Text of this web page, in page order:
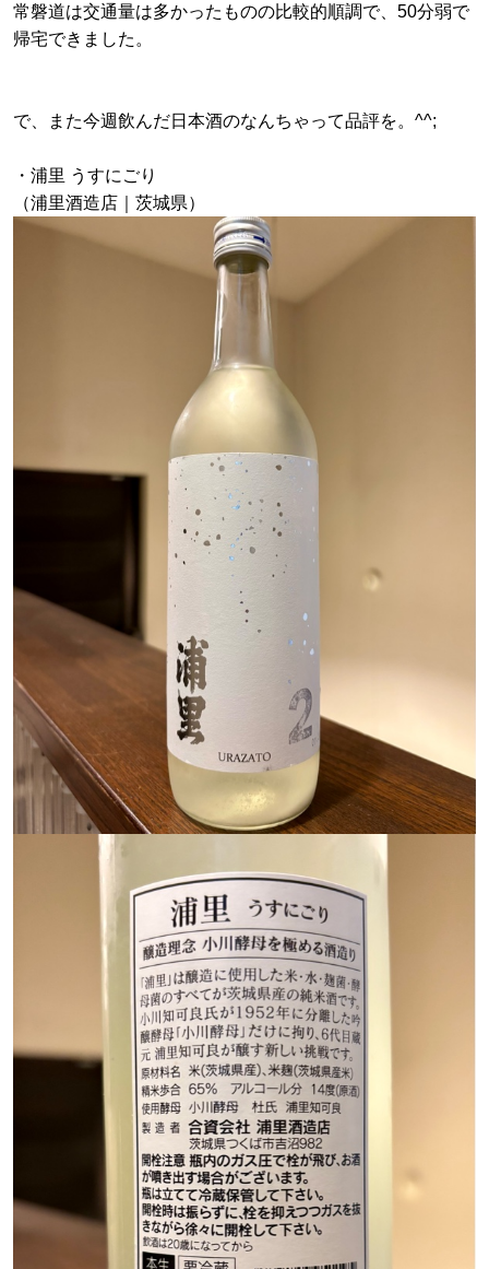
常磐道は交通量は多かったものの比較的順調で、50分弱で
帰宅できました。
で、また今週飲んだ日本酒のなんちゃって品評を。^^;
・浦里 うすにごり
（浦里酒造店｜茨城県）